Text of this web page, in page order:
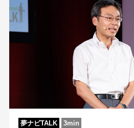
夢ナビTALK 3min